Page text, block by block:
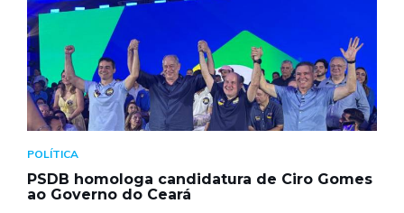
POLÍTICA
PSDB homologa candidatura de Ciro Gomes
ao Governo do Ceará